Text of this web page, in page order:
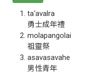
ta‘avalra
勇士成年禮
molapangolai
祖靈祭
asavasavahe
男性青年